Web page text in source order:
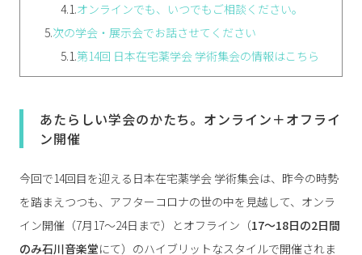
4.1.オンラインでも、いつでもご相談ください。
5.次の学会・展示会でお話させてください
5.1.第14回 日本在宅薬学会 学術集会の情報はこちら
あたらしい学会のかたち。オンライン＋オフライ
ン開催
今回で14回目を迎える日本在宅薬学会 学術集会は、昨今の時勢
を踏まえつつも、アフターコロナの世の中を見越して、オンラ
イン開催（7月17～24日まで）とオフライン（17～18日の2日間
のみ石川音楽堂にて）のハイブリットなスタイルで開催されま